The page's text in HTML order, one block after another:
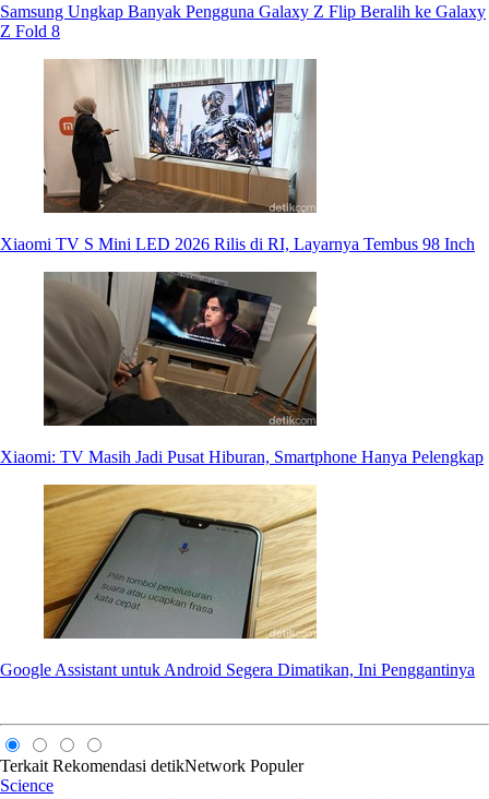
Samsung Ungkap Banyak Pengguna Galaxy Z Flip Beralih ke Galaxy
Z Fold 8
Xiaomi TV S Mini LED 2026 Rilis di RI, Layarnya Tembus 98 Inch
Xiaomi: TV Masih Jadi Pusat Hiburan, Smartphone Hanya Pelengkap
Google Assistant untuk Android Segera Dimatikan, Ini Penggantinya
Terkait Rekomendasi detikNetwork Populer
Science